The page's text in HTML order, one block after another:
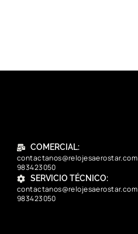
COMERCIAL:
contactanos@relojesaerostar.com
983423050
SERVICIO TÉCNICO:
contactanos@relojesaerostar.com
983423050